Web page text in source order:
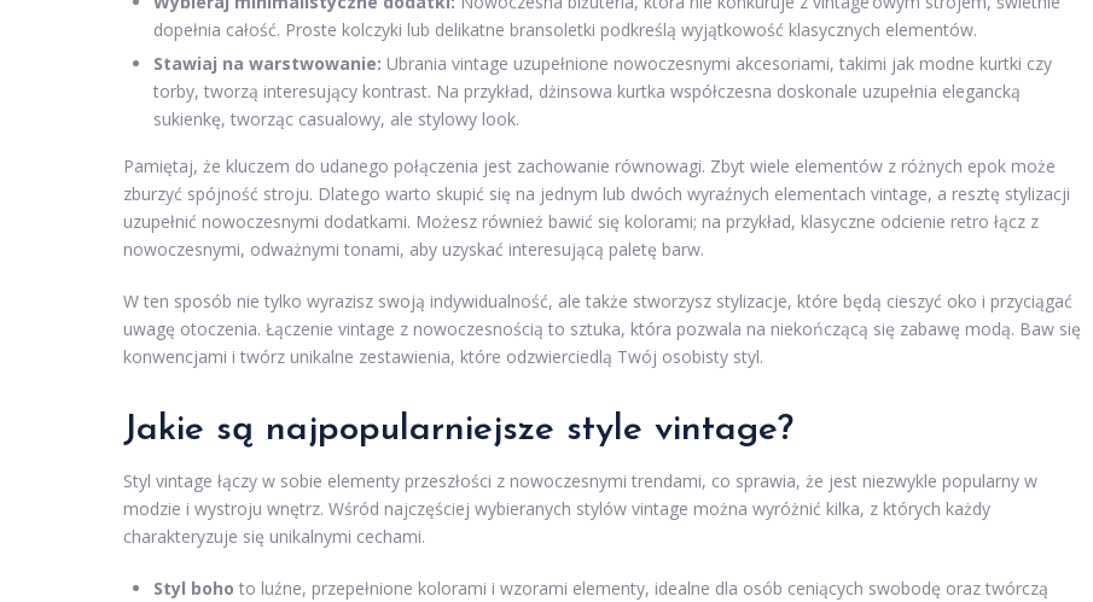
dopełnia całość. Proste kolczyki lub delikatne bransoletki podkreślą wyjątkowość klasycznych elementów.
Stawiaj na warstwowanie: Ubrania vintage uzupełnione nowoczesnymi akcesoriami, takimi jak modne kurtki czy
torby, tworzą interesujący kontrast. Na przykład, dżinsowa kurtka współczesna doskonale uzupełnia elegancką
sukienkę, tworząc casualowy, ale stylowy look.
Pamiętaj, że kluczem do udanego połączenia jest zachowanie równowagi. Zbyt wiele elementów z różnych epok może
zburzyć spójność stroju. Dlatego warto skupić się na jednym lub dwóch wyraźnych elementach vintage, a resztę stylizacji
uzupełnić nowoczesnymi dodatkami. Możesz również bawić się kolorami; na przykład, klasyczne odcienie retro łącz z
nowoczesnymi, odważnymi tonami, aby uzyskać interesującą paletę barw.
W ten sposób nie tylko wyrazisz swoją indywidualność, ale także stworzysz stylizacje, które będą cieszyć oko i przyciągać
uwagę otoczenia. Łączenie vintage z nowoczesnością to sztuka, która pozwala na niekończącą się zabawę modą. Baw się
konwencjami i twórz unikalne zestawienia, które odzwierciedlą Twój osobisty styl.
Jakie są najpopularniejsze style vintage?
Styl vintage łączy w sobie elementy przeszłości z nowoczesnymi trendami, co sprawia, że jest niezwykle popularny w
modzie i wystroju wnętrz. Wśród najczęściej wybieranych stylów vintage można wyróżnić kilka, z których każdy
charakteryzuje się unikalnymi cechami.
Styl boho to luźne, przepełnione kolorami i wzorami elementy, idealne dla osób ceniących swobodę oraz twórczą